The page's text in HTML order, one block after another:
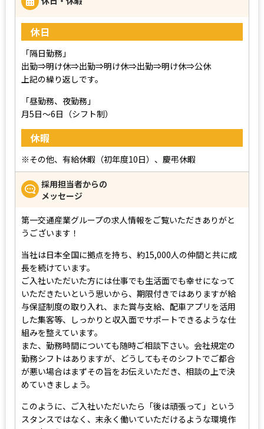
休日
「隔日勤務」
出勤⇒明け休⇒出勤⇒明け休⇒出勤⇒明け休⇒公休
上記の繰り返しです。
「昼勤務、夜勤務」
月5日～6日（シフト制）
休暇
※その他、有給休暇（初年度10日）、慶弔休暇
採用担当者からの
メッセージ
第一交通産業グループの求人情報をご覧いただきありがと
うございます！
当社は日本全国に拠点を持ち、約15,000人の仲間と共に成
長を続けています。
ご入社いただいた方には仕事でも生活面でも幸せになって
いただきたいという思いから、期限付きではありますが給
与保証制度の取り入れ、また賞与支給、配車アプリを活用
した集客等、しっかりと収入面でサポートできるような仕
組みを整えています。
また、勤務時間についても随時ご相談下さい。会社規定の
勤務シフトはありますが、どうしてもそのシフトでご都合
が悪い場合はまずその旨をお伝えいただき、相談の上で決
めていきましょう。
このように、ご入社いただいたら「後は頑張って」という
スタンスではなく、末永く働いていただけるような環境作